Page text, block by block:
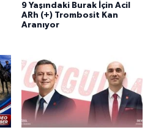
9 Yaşındaki Burak İçin Acil
ARh (+) Trombosit Kan
Aranıyor